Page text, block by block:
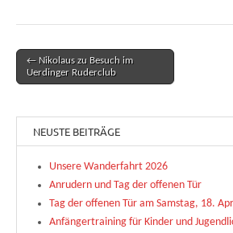
Post navigation
← Nikolaus zu Besuch im
Uerdinger Ruderclub
NEUSTE BEITRÄGE
Unsere Wanderfahrt 2026
Anrudern und Tag der offenen Tür
Tag der offenen Tür am Samstag, 18.
Anfängertraining für Kinder und